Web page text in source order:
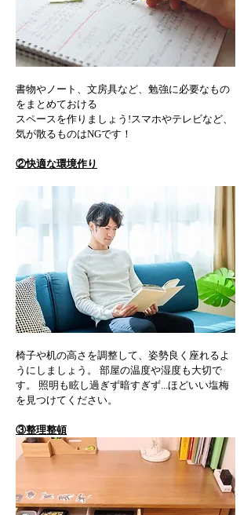
書物やノート、文房具など、勉強に必要なもの
をまとめておける
スペースを作りましょう!スマホやテレビなど、
気が散るものはNGです！
②快適な環境作り
椅子や机の高さを調整して、姿勢良く座れるよ
うにしましょう。 部屋の温度や湿度も大切で
す。 照明も眩し過ぎず暗すぎず...ほどいい塩梅
を見つけてください。
③整理整頓